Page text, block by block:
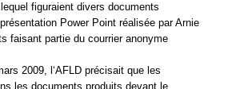
figuraient divers documents
Power Point réalisée par Arnie
faisant partie du courrier anonyme
2009, l‘AFLD précisait que les
les documents produits devant le